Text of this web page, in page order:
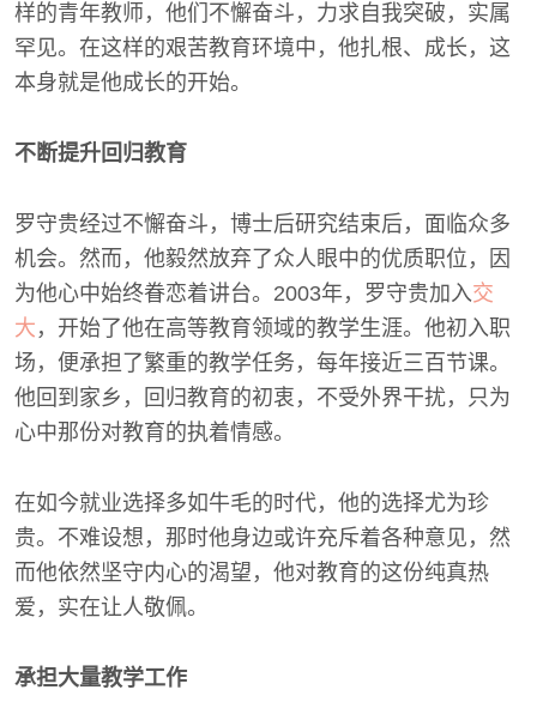
样的青年教师，他们不懈奋斗，力求自我突破，实属
罕见。在这样的艰苦教育环境中，他扎根、成长，这
本身就是他成长的开始。
不断提升回归教育
罗守贵经过不懈奋斗，博士后研究结束后，面临众多
机会。然而，他毅然放弃了众人眼中的优质职位，因
为他心中始终眷恋着讲台。2003年，罗守贵加入交
大 ，开始了他在高等教育领域的教学生涯。他初入职
场，便承担了繁重的教学任务，每年接近三百节课。
他回到家乡，回归教育的初衷，不受外界干扰，只为
心中那份对教育的执着情感。
在如今就业选择多如牛毛的时代，他的选择尤为珍
贵。不难设想，那时他身边或许充斥着各种意见，然
而他依然坚守内心的渴望，他对教育的这份纯真热
爱，实在让人敬佩。
承担大量教学工作